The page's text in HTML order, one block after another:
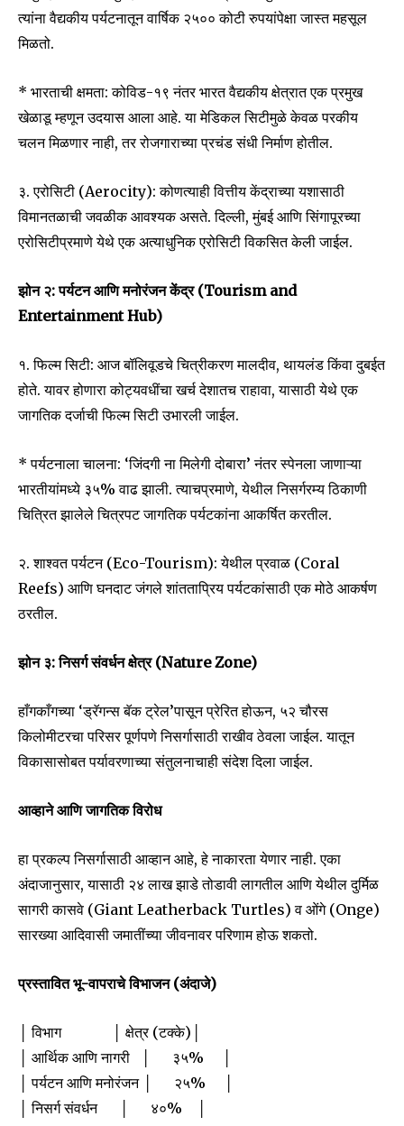
त्यांना वैद्यकीय पर्यटनातून वार्षिक २५०० कोटी रुपयांपेक्षा जास्त महसूल
मिळतो.
* भारताची क्षमता: कोविड-१९ नंतर भारत वैद्यकीय क्षेत्रात एक प्रमुख
खेळाडू म्हणून उदयास आला आहे. या मेडिकल सिटीमुळे केवळ परकीय
चलन मिळणार नाही, तर रोजगाराच्या प्रचंड संधी निर्माण होतील.
३. एरोसिटी (Aerocity): कोणत्याही वित्तीय केंद्राच्या यशासाठी
विमानतळाची जवळीक आवश्यक असते. दिल्ली, मुंबई आणि सिंगापूरच्या
एरोसिटीप्रमाणे येथे एक अत्याधुनिक एरोसिटी विकसित केली जाईल.
झोन २: पर्यटन आणि मनोरंजन केंद्र (Tourism and
Entertainment Hub)
१. फिल्म सिटी: आज बॉलिवूडचे चित्रीकरण मालदीव, थायलंड किंवा दुबईत
होते. यावर होणारा कोट्यवधींचा खर्च देशातच राहावा, यासाठी येथे एक
जागतिक दर्जाची फिल्म सिटी उभारली जाईल.
* पर्यटनाला चालना: ‘जिंदगी ना मिलेगी दोबारा’ नंतर स्पेनला जाणाऱ्या
भारतीयांमध्ये ३५% वाढ झाली. त्याचप्रमाणे, येथील निसर्गरम्य ठिकाणी
चित्रित झालेले चित्रपट जागतिक पर्यटकांना आकर्षित करतील.
२. शाश्वत पर्यटन (Eco-Tourism): येथील प्रवाळ (Coral
Reefs) आणि घनदाट जंगले शांतताप्रिय पर्यटकांसाठी एक मोठे आकर्षण
ठरतील.
झोन ३: निसर्ग संवर्धन क्षेत्र (Nature Zone)
हाँगकाँगच्या ‘ड्रॅगन्स बॅक ट्रेल’पासून प्रेरित होऊन, ५२ चौरस
किलोमीटरचा परिसर पूर्णपणे निसर्गासाठी राखीव ठेवला जाईल. यातून
विकासासोबत पर्यावरणाच्या संतुलनाचाही संदेश दिला जाईल.
आव्हाने आणि जागतिक विरोध
हा प्रकल्प निसर्गासाठी आव्हान आहे, हे नाकारता येणार नाही. एका
अंदाजानुसार, यासाठी २४ लाख झाडे तोडावी लागतील आणि येथील दुर्मिळ
सागरी कासवे (Giant Leatherback Turtles) व ओंगे (Onge)
सारख्या आदिवासी जमातींच्या जीवनावर परिणाम होऊ शकतो.
प्रस्तावित भू-वापराचे विभाजन (अंदाजे)
│ विभाग │ क्षेत्र (टक्के)│
│ आर्थिक आणि नागरी │ ३५% │
│ पर्यटन आणि मनोरंजन │ २५% │
│ निसर्ग संवर्धन │ ४०% │